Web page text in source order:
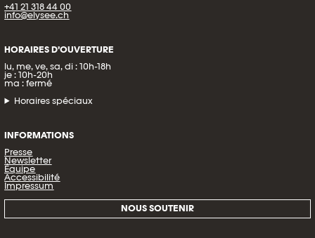
+41 21 318 44 00
info@elysee.ch
HORAIRES D’OUVERTURE
lu, me, ve, sa, di : 10h-18h
je : 10h-20h
ma : fermé
Horaires spéciaux
INFORMATIONS
Presse
Newsletter
Équipe
Accessibilité
Impressum
NOUS SOUTENIR